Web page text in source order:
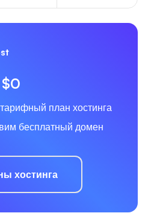
$0
план хостинга
бесплатный домен
хостинга